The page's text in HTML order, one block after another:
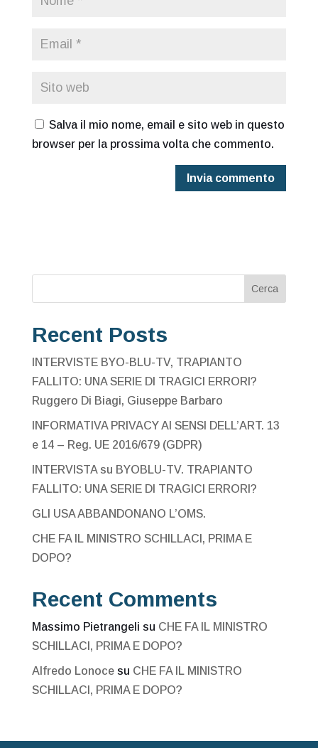
Salva il mio nome, email e sito web in questo
browser per la prossima volta che commento.
Cerca
Recent Posts
INTERVISTE BYO-BLU-TV, TRAPIANTO
FALLITO: UNA SERIE DI TRAGICI ERRORI?
Ruggero Di Biagi, Giuseppe Barbaro
INFORMATIVA PRIVACY AI SENSI DELL’ART. 13
e 14 – Reg. UE 2016/679 (GDPR)
INTERVISTA su BYOBLU-TV. TRAPIANTO
FALLITO: UNA SERIE DI TRAGICI ERRORI?
GLI USA ABBANDONANO L’OMS.
CHE FA IL MINISTRO SCHILLACI, PRIMA E
DOPO?
Recent Comments
Massimo Pietrangeli su CHE FA IL MINISTRO
SCHILLACI, PRIMA E DOPO?
Alfredo Lonocesu CHE FA IL MINISTRO
SCHILLACI, PRIMA E DOPO?